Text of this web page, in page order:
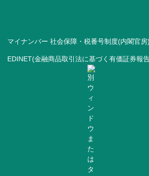
マイナンバー 社会保障・税番号制度(内閣官房)
EDINET(金融商品取引法に基づく有価証券報